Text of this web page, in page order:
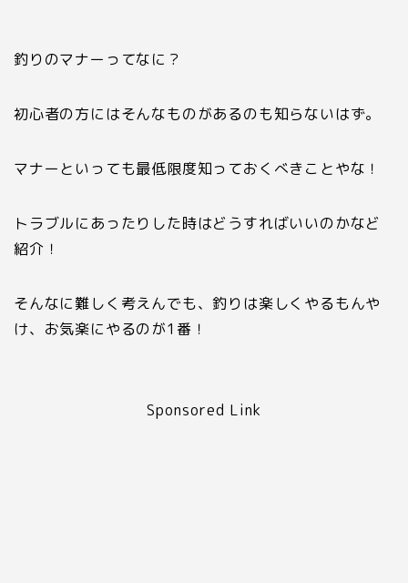
釣りのマナーってなに？
初心者の方にはそんなものがあるのも知らないはず。
マナーといっても最低限度知っておくべきことやな！
トラブルにあったりした時はどうすればいいのかなど
紹介！
そんなに難しく考えんでも、釣りは楽しくやるもんや
け、お気楽にやるのが1 番！
Sponsored Link